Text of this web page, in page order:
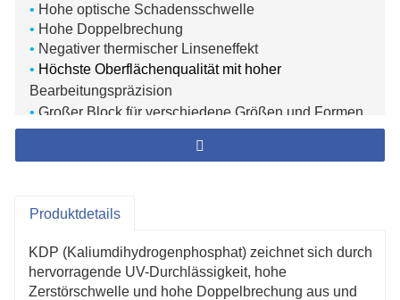
• Hohe optische Schadensschwelle
• Hohe Doppelbrechung
• Negativer thermischer Linseneffekt
• Höchste Oberflächenqualität mit hoher
Bearbeitungspräzision
• Großer Block für verschiedene Größen und Formen
•Sehr konkurrenzfähiger Preis
Massenproduktion, schnelle Lieferung
Produktdetails
KDP (Kaliumdihydrogenphosphat) zeichnet sich durch
hervorragende UV-Durchlässigkeit, hohe
Zerstörschwelle und hohe Doppelbrechung aus und